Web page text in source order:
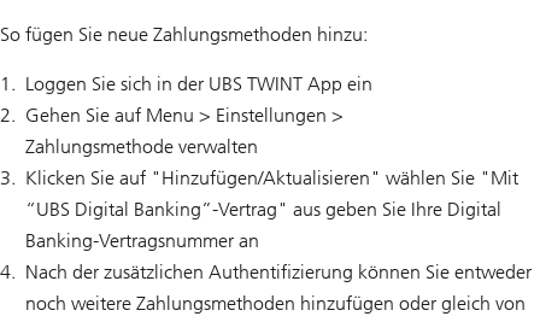
So fügen Sie neue Zahlungsmethoden hinzu:
Loggen Sie sich in der UBS TWINT App ein
Gehen Sie auf Menu > Einstellungen >
Zahlungsmethode verwalten
Klicken Sie auf "Hinzufügen/Aktualisieren" wählen Sie "Mit
“UBS Digital Banking”-Vertrag" aus geben Sie Ihre Digital
Banking-Vertragsnummer an
Nach der zusätzlichen Authentifizierung können Sie entweder
noch weitere Zahlungsmethoden hinzufügen oder gleich von